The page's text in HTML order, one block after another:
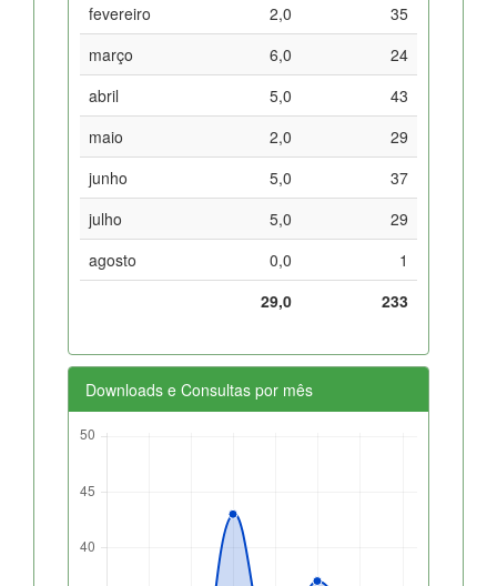
fevereiro
2,0
35
março
6,0
24
abril
5,0
43
maio
2,0
29
junho
5,0
37
julho
5,0
29
agosto
0,0
1
29,0
233
Downloads e Consultas por mês